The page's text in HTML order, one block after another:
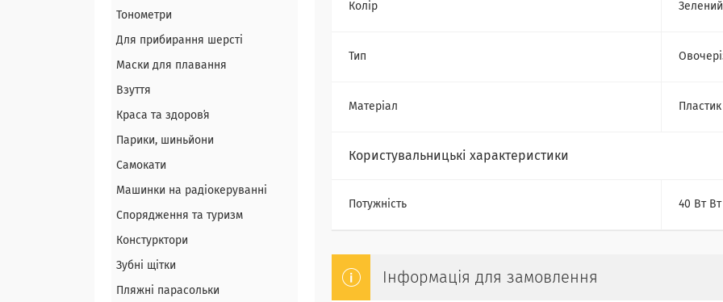
Колір Зелений
Тип
Матеріал Пластик
Користувальницькі характеристики
Потужність 40 Вт Вт
Інформація для замовлення
Тонометри
Для прибирання шерсті
Маски для плавання
Взуття
Краса та здоровʼя
Парики, шиньйони
Самокати
Машинки на радіокеруванні
Спорядження та туризм
Констурктори
Зубні щітки
Пляжні парасольки